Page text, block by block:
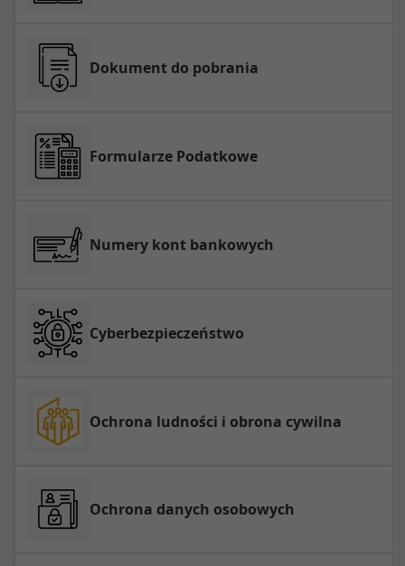
Dokument do pobrania
Formularze Podatkowe
Numery kont bankowych
Cyberbezpieczeństwo
Ochrona ludności i obrona cywilna
Ochrona danych osobowych